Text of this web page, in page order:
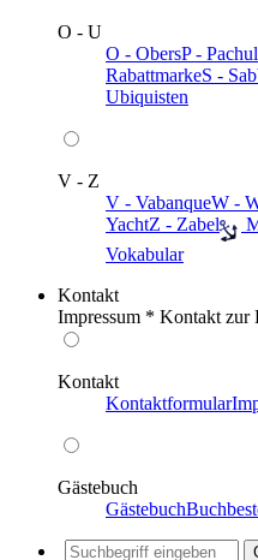
O - U
O - ObersP -
RabattmarkeS -
Ubiquisten
V - Z
V - VabanqueW -
YachtZ - Zabel
Vokabular
Kontakt
Impressum * Kontakt zur
Kontakt
Kontaktformular
Gästebuch
Gästebuch